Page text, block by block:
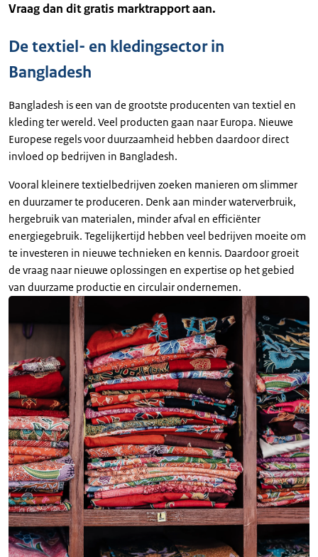
Vraag dan dit gratis marktrapport aan.
De textiel- en kledingsector in
Bangladesh
Bangladesh is een van de grootste producenten van textiel en
kleding ter wereld. Veel producten gaan naar Europa. Nieuwe
Europese regels voor duurzaamheid hebben daardoor direct
invloed op bedrijven in Bangladesh.
Vooral kleinere textielbedrijven zoeken manieren om slimmer
en duurzamer te produceren. Denk aan minder waterverbruik,
hergebruik van materialen, minder afval en efficiënter
energiegebruik. Tegelijkertijd hebben veel bedrijven moeite om
te investeren in nieuwe technieken en kennis. Daardoor groeit
de vraag naar nieuwe oplossingen en expertise op het gebied
van duurzame productie en circulair ondernemen.